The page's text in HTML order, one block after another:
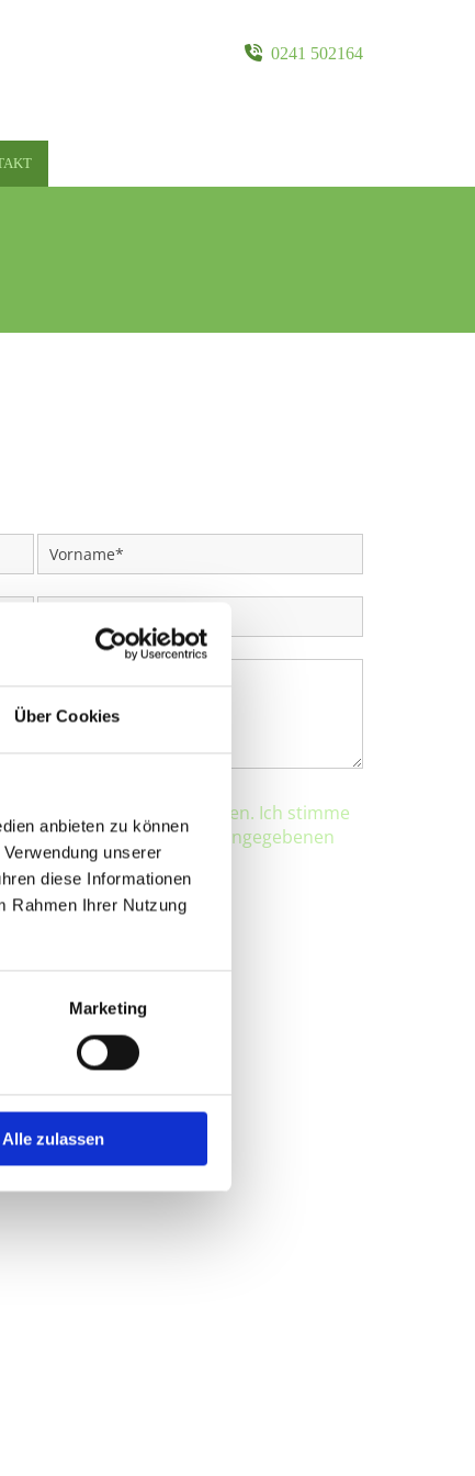
Über Cookies
anbieten zu können
unserer
diese Informationen
Rahmen Ihrer Nutzung
Marketing
Alle zulassen
 0241 502164
zur Kenntnis genommen. Ich stimme
Verarbeitung meiner eingegebenen
zu. *